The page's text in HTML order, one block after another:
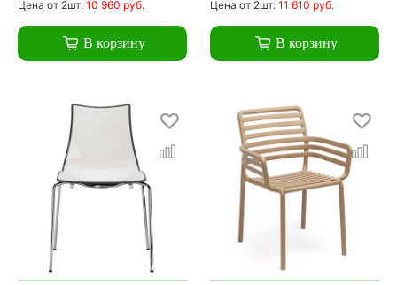
Цена от 2шт: 10 960 руб.
В корзину
Цена от 2шт: 11 610 руб.
В корзину